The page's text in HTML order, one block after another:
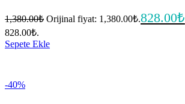
1,380.00₺ Orijinal fiyat: 1,380.00₺.828.00₺
828.00₺.
Sepete Ekle
-40%